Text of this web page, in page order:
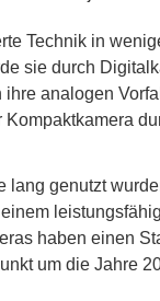
Technik in
sie durch
analogen
lang genutzt
haben einen
um die Jahre